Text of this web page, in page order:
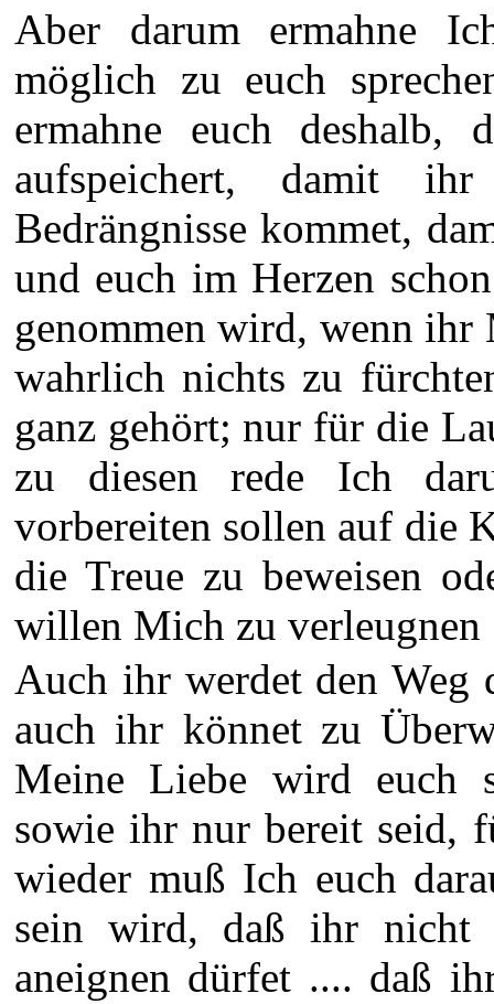
Aber darum ermahne
möglich zu euch
ermahne euch
aufspeichert, damit
Bedrängnisse kommet,
und euch im Herzen
genommen wird, wenn
wahrlich nichts zu
ganz gehört; nur für die
zu diesen rede Ich
vorbereiten sollen auf die
die Treue zu beweisen
willen Mich zu verleugnen
Auch ihr werdet den Weg
auch ihr könnet zu
Meine Liebe wird euch
sowie ihr nur bereit seid,
wieder muß Ich euch
sein wird, daß ihr nicht
aneignen dürfet .... daß